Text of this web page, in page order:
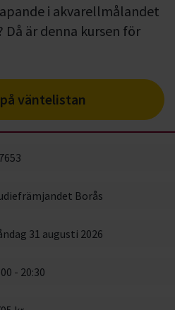
i akvarellmålandet
är denna kursen för
väntelistan
Borås
31 augusti 2026
- 20:30